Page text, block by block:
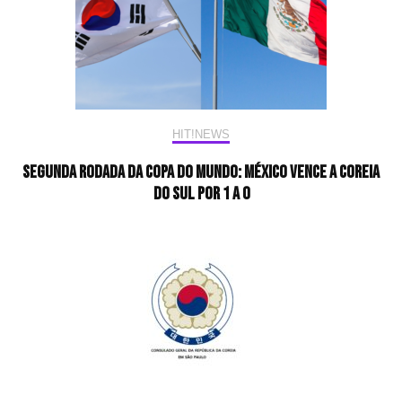
HIT!NEWS
Segunda rodada da Copa do Mundo: México vence a Coreia
do SUl por 1 a 0